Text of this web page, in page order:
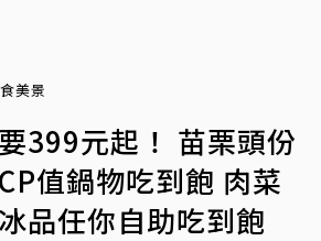
美景
399元起！ 苗栗頭份
值鍋物吃到飽 肉菜
品任你自助吃到飽